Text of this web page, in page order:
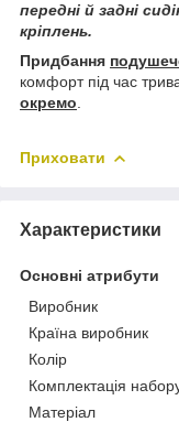
передні й задні
кріплень.
Придбання
комфорт під час
окремо.
Приховати
Характеристики
Основні атрибути
Виробник
Країна виробник
Колір
Комплектація
Матеріал